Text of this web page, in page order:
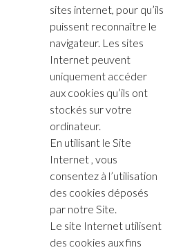
sites internet, pour qu’ils
puissent reconnaître le
navigateur. Les sites
Internet peuvent
uniquement accéder
aux cookies qu’ils ont
stockés sur votre
ordinateur.
En utilisant le Site
Internet , vous
consentez à l’utilisation
des cookies déposés
par notre Site.
Le site Internet utilisent
des cookies aux fins